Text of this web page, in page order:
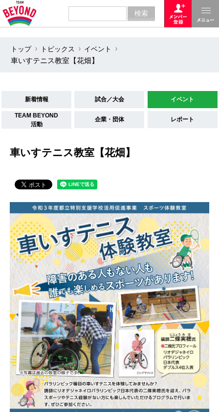
トップ トピックス
イベント
車いすテニス教室【花畑】
新着情報 試合／大会 イベント
TEAM BEYOND
活動
企業・団体 レポート
車いすテニス教室【花畑】